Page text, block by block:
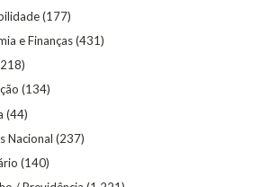
(177)
e Finanças(431)
(134)
(44)
Nacional (237)
(140)